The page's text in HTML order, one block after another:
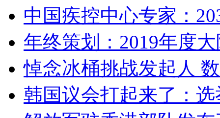
中国疾控中心专家：
年终策划：2019年度
悼念冰桶挑战发起人
韩国议会打起来了：